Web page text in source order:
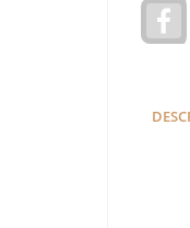
c
o